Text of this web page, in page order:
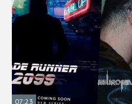
07:23